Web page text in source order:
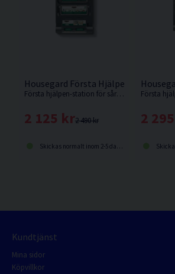
Housegard Första Hjälpen Station
Första hjälpen-station för sårvård och ögonskölj med verktygsfri påfyllning och tydligt märkta refills. Synlig datummärkning gör service och kontroll enkel i arbetsmiljöer.
2 490 kr
2 125 kr
Skickas normalt inom 2-5 dagar
2
Kundtjänst
Mina sidor
Köpvillkor